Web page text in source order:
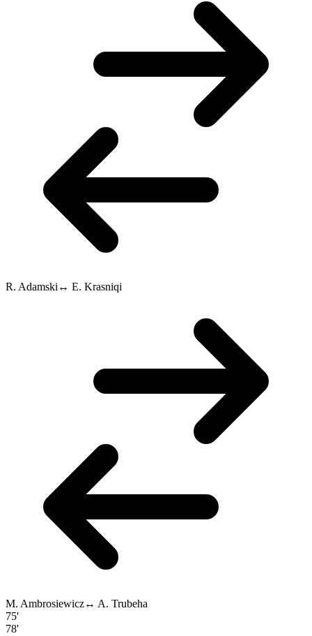
R. Adamski ↔ E. Krasniqi
M. Ambrosiewicz↔ A. Trubeha
75'
78'